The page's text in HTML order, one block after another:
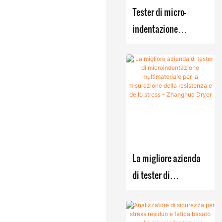
o
o
industrial
e
multifunz
ionale
Sistema
migliorata
produzione
di reazione-
cristallizzazi
e montati su
skid
Tester di micro-
indentazione
rilevamento delle
sollecitazioni residue
nei recipienti a
La migliore azienda
di tester di
multimateriale per la